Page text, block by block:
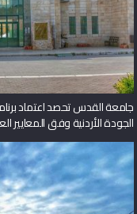
جامعة القدس تحصد اعتماد
الجودة الأردنية وفق المعايير